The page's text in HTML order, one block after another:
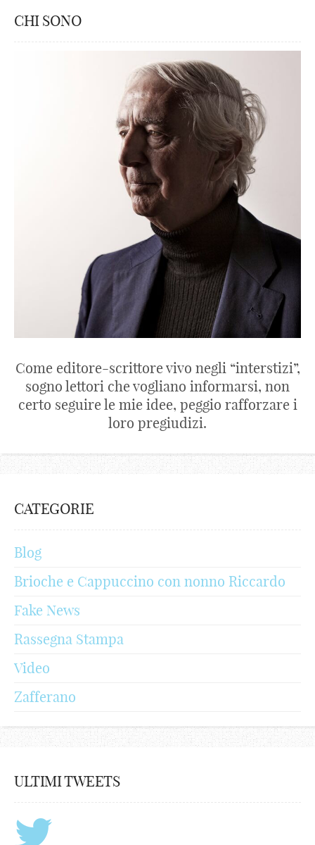
CHI SONO
Come editore-scrittore vivo negli “interstizi”,
sogno lettori che vogliano informarsi, non
certo seguire le mie idee, peggio rafforzare i
loro pregiudizi.
CATEGORIE
Blog
Brioche e Cappuccino con nonno Riccardo
Fake News
Rassegna Stampa
Video
Zafferano
ULTIMI TWEETS